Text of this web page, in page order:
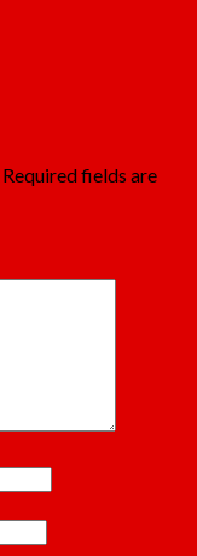
Required fields are